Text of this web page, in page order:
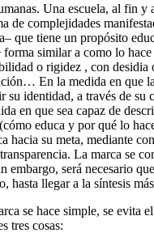
Una escuela, al fin y
de complejidades
que tiene un propósito
forma similar a como lo
o rigidez , con desidia
En la medida en que
su identidad, a través de su
en que sea capaz de
educa y por qué lo
hacia su meta, mediante
La marca se
embargo, será necesario
hasta llegar a la síntesis
se hace simple, se evita
tres cosas: